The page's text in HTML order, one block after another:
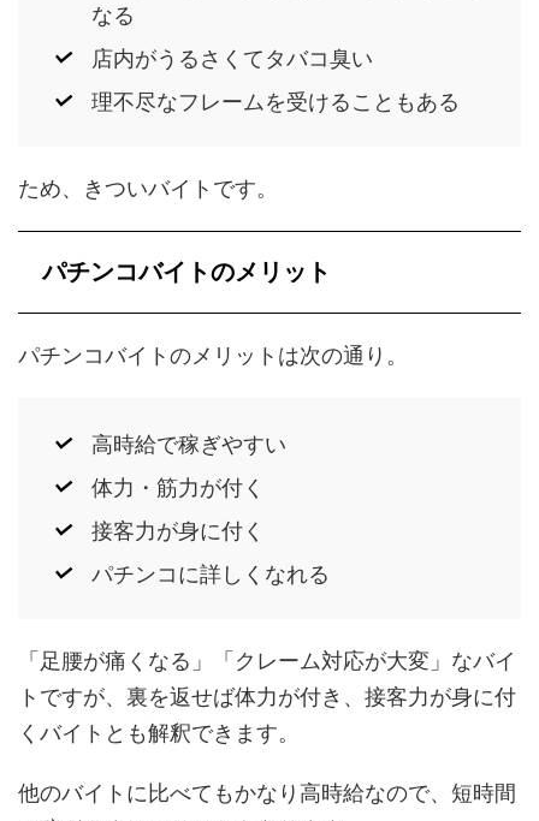
なる
店内がうるさくてタバコ臭い
理不尽なフレームを受けることもある
ため、きついバイトです。
パチンコバイトのメリット
パチンコバイトのメリットは次の通り。
高時給で稼ぎやすい
体力・筋力が付く
接客力が身に付く
パチンコに詳しくなれる
「足腰が痛くなる」「クレーム対応が大変」なバイ
トですが、裏を返せば体力が付き、接客力が身に付
くバイトとも解釈できます。
他のバイトに比べてもかなり高時給なので、短時間